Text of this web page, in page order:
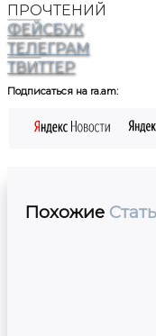
ПРОЧТЕНИЙ
ФЕЙСБУК
ТЕЛЕГРАМ
ТВИТТЕР
Подписаться на ra.am:
Похожие